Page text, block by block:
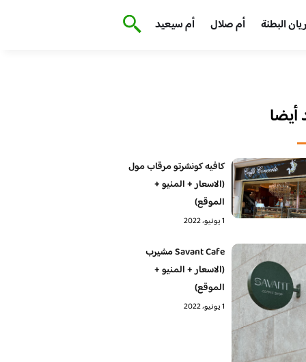
البطنة أم صلال أم سيعيد
كافيه كونشرتو مرقاب مول
(الاسعار + المنيو +
الموقع)
1 يونيو، 2022
Savant Cafe مشيرب
(الاسعار + المنيو +
الموقع)
1 يونيو، 2022